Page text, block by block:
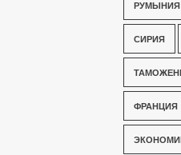
РУМЫНИЯ
СИРИЯ
ФРАНЦИЯ